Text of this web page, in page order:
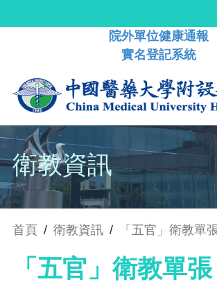
院外單位健康通報
實名登記系統
衛教資訊
首頁 / 衛教資訊 / 「五官」衛教單
「五官」衛教單張